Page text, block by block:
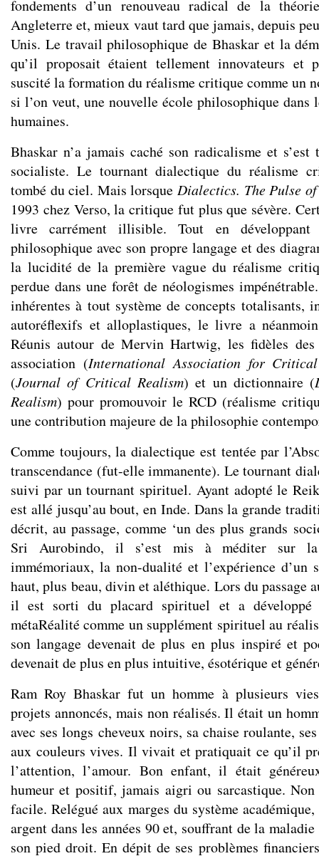
fondements d’un renouveau radical de la
Angleterre et, mieux vaut tard que jamais, depuis
Unis. Le travail philosophique de Bhaskar et la
qu’il proposait étaient tellement innovateurs et
suscité la formation du réalisme critique comme un
si l’on veut, une nouvelle école philosophique dans
humaines.
Bhaskar n’a jamais caché son radicalisme et
socialiste. Le tournant dialectique du réalisme
tombé du ciel. Mais lorsque Dialectics. The Pulse of
1993 chez Verso, la critique fut plus que sévère.
livre carrément illisible. Tout en développant
philosophique avec son propre langage et des
la lucidité de la première vague du réalisme
perdue dans une forêt de néologismes
inhérentes à tout système de concepts totalisants,
autoréflexifs et alloplastiques, le livre a
Réunis autour de Mervin Hartwig, les fidèles
association (International Association for
(Journal of Critical Realism) et un dictionnaire (
Realism) pour promouvoir le RCD (réalisme
une contribution majeure de la philosophie
Comme toujours, la dialectique est tentée par
transcendance (fut-elle immanente). Le tournant
suivi par un tournant spirituel. Ayant adopté le
est allé jusqu’au bout, en Inde. Dans la grande
décrit, au passage, comme ‘un des plus grands
Sri Aurobindo, il s’est mis à méditer sur la
immémoriaux, la non-dualité et l’expérience d’un
haut, plus beau, divin et aléthique. Lors du passage
il est sorti du placard spirituel et a
métaRéalité comme un supplément spirituel au
son langage devenait de plus en plus inspiré et
devenait de plus en plus intuitive, ésotérique et
Ram Roy Bhaskar fut un homme à plusieurs
projets annoncés, mais non réalisés. Il était un
avec ses longs cheveux noirs, sa chaise roulante,
aux couleurs vives. Il vivait et pratiquait ce qu’il
l’attention, l’amour. Bon enfant, il était
humeur et positif, jamais aigri ou sarcastique.
facile. Relégué aux marges du système
argent dans les années 90 et, souffrant de la
son pied droit. En dépit de ses problèmes